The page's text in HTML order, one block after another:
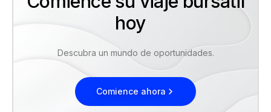
hoy
Descubra un mundo de oportunidades.
Comience ahora